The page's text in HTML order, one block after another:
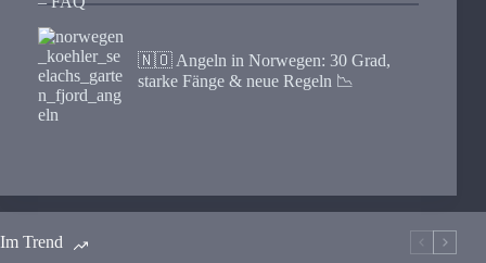
🇳🇴 Angeln in Norwegen: 30 Grad,
starke Fänge & neue Regeln 📉
Im Trend